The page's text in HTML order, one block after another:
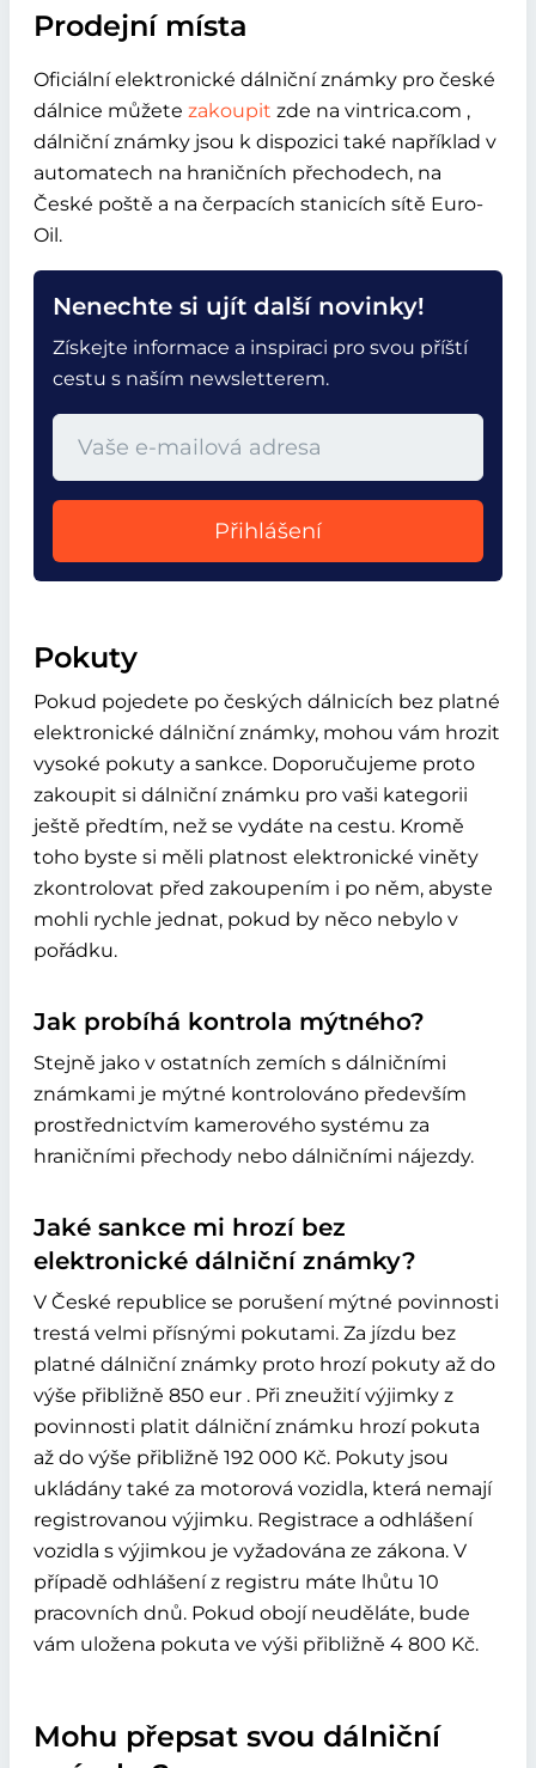
Prodejní místa
Oficiální elektronické dálniční známky pro české
dálnice můžete zakoupit zde na vintrica.com ,
dálniční známky jsou k dispozici také například v
automatech na hraničních přechodech, na
České poště a na čerpacích stanicích sítě Euro-
Oil.
Nenechte si ujít další novinky!
Získejte informace a inspiraci pro svou příští
cestu s naším newsletterem.
Přihlášení
Pokuty
Pokud pojedete po českých dálnicích bez platné
elektronické dálniční známky, mohou vám hrozit
vysoké pokuty a sankce. Doporučujeme proto
zakoupit si dálniční známku pro vaši kategorii
ještě předtím, než se vydáte na cestu. Kromě
toho byste si měli platnost elektronické viněty
zkontrolovat před zakoupením i po něm, abyste
mohli rychle jednat, pokud by něco nebylo v
pořádku.
Jak probíhá kontrola mýtného?
Stejně jako v ostatních zemích s dálničními
známkami je mýtné kontrolováno především
prostřednictvím kamerového systému za
hraničními přechody nebo dálničními nájezdy.
Jaké sankce mi hrozí bez
elektronické dálniční známky?
V České republice se porušení mýtné povinnosti
trestá velmi přísnými pokutami. Za jízdu bez
platné dálniční známky proto hrozí pokuty až do
výše přibližně 850 eur . Při zneužití výjimky z
povinnosti platit dálniční známku hrozí pokuta
až do výše přibližně 192 000 Kč. Pokuty jsou
ukládány také za motorová vozidla, která nemají
registrovanou výjimku. Registrace a odhlášení
vozidla s výjimkou je vyžadována ze zákona. V
případě odhlášení z registru máte lhůtu 10
pracovních dnů. Pokud obojí neuděláte, bude
vám uložena pokuta ve výši přibližně 4 800 Kč.
Mohu přepsat svou dálniční